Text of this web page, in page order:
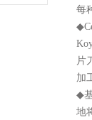
每
◆
片
加
◆
地